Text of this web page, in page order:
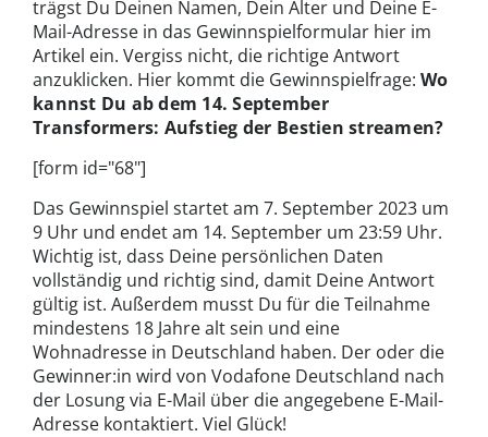
trägst Du Deinen Namen, Dein Alter und Deine E-
Mail-Adresse in das Gewinnspielformular hier im
Artikel ein. Vergiss nicht, die richtige Antwort
anzuklicken. Hier kommt die Gewinnspielfrage: Wo
kannst Du ab dem 14. September
Transformers: Aufstieg der Bestien streamen?
[form id="68"]
Das Gewinnspiel startet am 7. September 2023 um
9 Uhr und endet am 14. September um 23:59 Uhr.
Wichtig ist, dass Deine persönlichen Daten
vollständig und richtig sind, damit Deine Antwort
gültig ist. Außerdem musst Du für die Teilnahme
mindestens 18 Jahre alt sein und eine
Wohnadresse in Deutschland haben. Der oder die
Gewinner:in wird von Vodafone Deutschland nach
der Losung via E-Mail über die angegebene E-Mail-
Adresse kontaktiert. Viel Glück!